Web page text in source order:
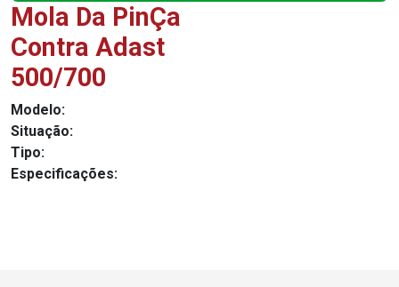
Mola Da PinÇa
Contra Adast
500/700
Modelo:
Situação:
Tipo:
Especificações: